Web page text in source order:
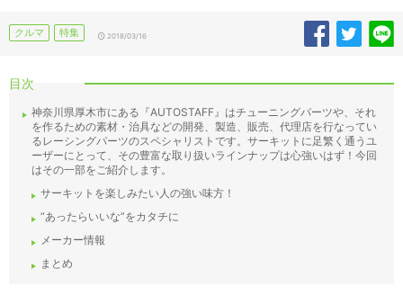
クルマ 特集 2018/03/16
目次
神奈川県厚木市にある『AUTOSTAFF』はチューニングパーツや、それ
を作るための素材・治具などの開発、製造、販売、代理店を行なってい
るレーシングパーツのスペシャリストです。サーキットに足繁く通うユ
ーザーにとって、その豊富な取り扱いラインナップは心強いはず！今回
はその一部をご紹介します。
サーキットを楽しみたい人の強い味方！
“あったらいいな”をカタチに
メーカー情報
まとめ